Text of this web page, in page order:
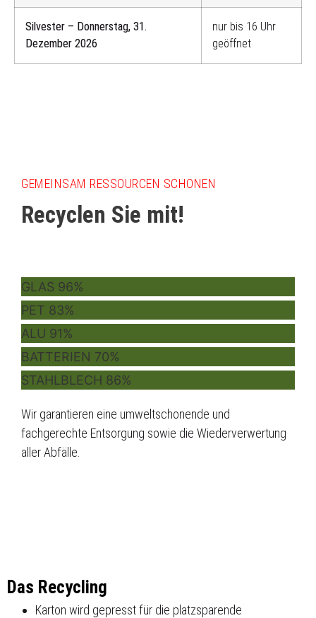
Silvester – Donnerstag, 31.
Dezember 2026
nur bis 16 Uhr
geöffnet
GEMEINSAM RESSOURCEN SCHONEN
Recyclen Sie mit!
GLAS 96%
PET 83%
ALU 91%
BATTERIEN 70%
STAHLBLECH 86%
Wir garantieren eine umweltschonende und
fachgerechte Entsorgung sowie die Wiederverwertung
aller Abfälle.
Das Recycling
Karton wird gepresst für die platzsparende